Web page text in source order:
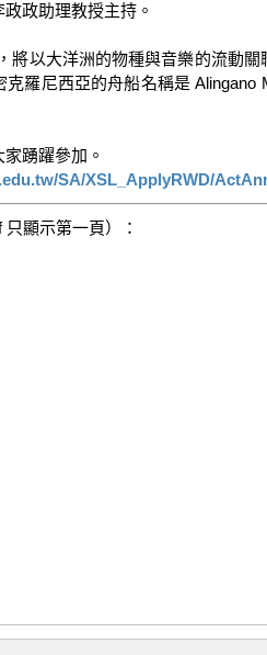
政助理教授主持。
將以大洋洲的物種與音樂的流動
克羅尼西亞的舟船名稱是
踴躍參加。
SA/XSL_ApplyRWD/
顯示第一頁）：